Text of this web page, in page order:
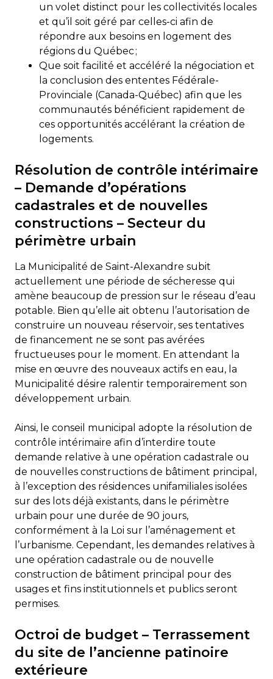
un volet distinct pour les collectivités locales
et qu’il soit géré par celles-ci afin de
répondre aux besoins en logement des
régions du Québec ;
Que soit facilité et accéléré la négociation et
la conclusion des ententes Fédérale-
Provinciale (Canada-Québec) afin que les
communautés bénéficient rapidement de
ces opportunités accélérant la création de
logements.
Résolution de contrôle intérimaire
– Demande d’opérations
cadastrales et de nouvelles
constructions – Secteur du
périmètre urbain
La Municipalité de Saint-Alexandre subit
actuellement une période de sécheresse qui
amène beaucoup de pression sur le réseau d’eau
potable. Bien qu’elle ait obtenu l’autorisation de
construire un nouveau réservoir, ses tentatives
de financement ne se sont pas avérées
fructueuses pour le moment. En attendant la
mise en œuvre des nouveaux actifs en eau, la
Municipalité désire ralentir temporairement son
développement urbain.
Ainsi, le conseil municipal adopte la résolution de
contrôle intérimaire afin d’interdire toute
demande relative à une opération cadastrale ou
de nouvelles constructions de bâtiment principal,
à l’exception des résidences unifamiliales isolées
sur des lots déjà existants, dans le périmètre
urbain pour une durée de 90 jours,
conformément à la Loi sur l’aménagement et
l’urbanisme. Cependant, les demandes relatives à
une opération cadastrale ou de nouvelle
construction de bâtiment principal pour des
usages et fins institutionnels et publics seront
permises.
Octroi de budget – Terrassement
du site de l’ancienne patinoire
extérieure